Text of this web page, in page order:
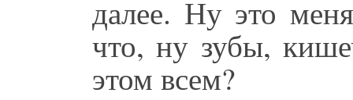
далее. Ну это
что, ну зубы,
этом всем?